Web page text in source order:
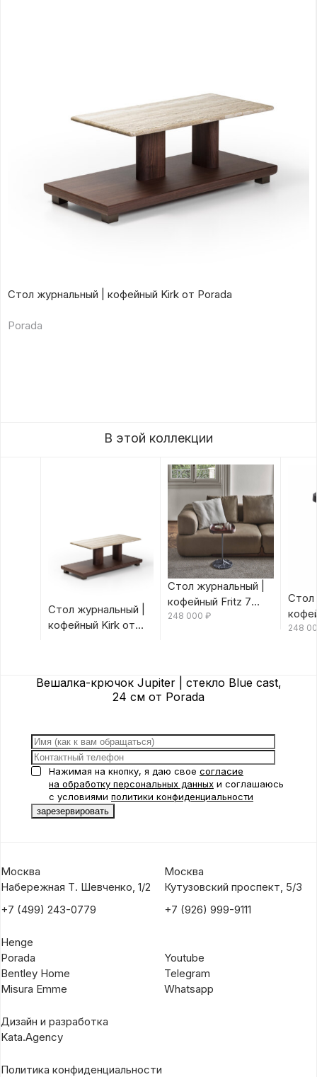
Стол журнальный | кофейный Kirk от Porada
Porada
В этой коллекции
Стол журнальный |
кофейный Kirk от
Стол журнальный |
кофейный Fritz 7
Canaletta/Rosso
248 000 ₽
Стол
248
Вешалка-крючок Jupiter | стекло Blue cast,
24 см от Porada
Нажимая на кнопку, я даю свое согласие
на обработку персональных данных и соглашаюсь
с условиями политики конфиденциальности
Москва
Набережная Т. Шевченко, 1/2
+7 (499) 243-0779
Москва
Кутузовский проспект, 5/3
+7 (926) 999-9111
Henge
Porada
Bentley Home
Misura Emme
Youtube
Telegram
Whatsapp
Дизайн и разработка
Kata.Agency
Политика конфиденциальности